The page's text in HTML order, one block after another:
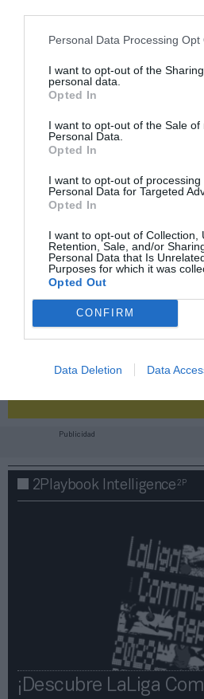
Personal Data Processing Opt
I want to opt-out of the
personal data.
Opted In
I want to opt-out of the Sale of
Personal Data.
Opted In
I want to opt-out of processing
Personal Data for Targeted
Opted In
I want to opt-out of Collection,
Retention, Sale, and/or
Personal Data that Is
Purposes for which it was
Opted Out
CONFIRM
Data Deletion Data
¡Haz click aquí y accede sin
Publicidad
2Playbook Intelligence2P
¡Descubre LaLiga